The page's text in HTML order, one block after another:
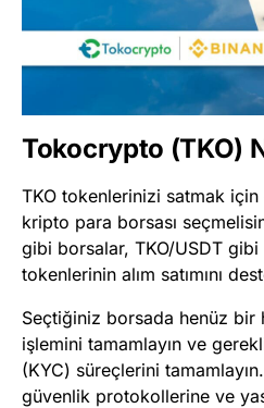
Tokocrypto (TKO)
TKO tokenlerinizi satmak
kripto para borsası
gibi borsalar, TKO/USDT
tokenlerinin alım satımını
Seçtiğiniz borsada henüz bir
işlemini tamamlayın ve
(KYC) süreçlerini
güvenlik protokollerine ve